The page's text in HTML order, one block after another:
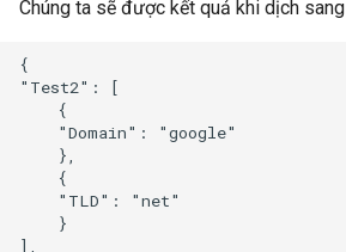
Chúng ta sẽ được kết quả khi dịch sang
{
"Test2": [
    {
    "Domain": "google"
    },
    {
    "TLD": "net"
    }
],